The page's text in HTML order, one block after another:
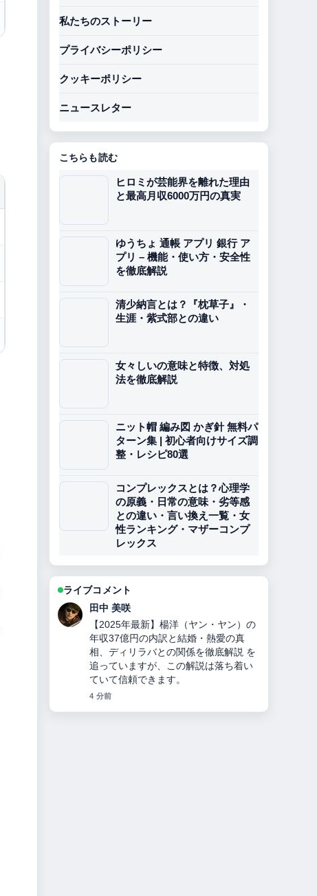
私たちのストーリー
プライバシーポリシー
クッキーポリシー
ニュースレター
こちらも読む
ヒロミが芸能界を離れた理由
と最高月収6000万円の真実
ゆうちょ 通帳 アプリ 銀行 ア
プリ – 機能・使い方・安全性
を徹底解説
清少納言とは？『枕草子』・
生涯・紫式部との違い
女々しいの意味と特徴、対処
法を徹底解説
ニット帽 編み図 かぎ針 無料パ
ターン集 | 初心者向けサイズ調
整・レシピ80選
コンプレックスとは？心理学
の原義・日常の意味・劣等感
との違い・言い換え一覧・女
性ランキング・マザーコンプ
レックス
ライブコメント
中村 悠斗
ソイングクのプロフィール完全ガイ
ド：兵役免除の理由・顔変化の真相・
代表作・現在の活動までを詳しく解説
の背景説明が助かります。ライブ更新
を続けてください。
6 分前